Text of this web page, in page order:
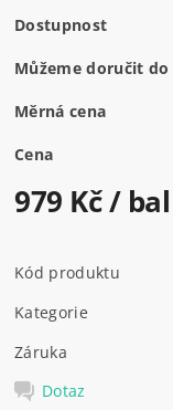
Dostupnost
Můžeme doručit do
Měrná cena
Cena
979 Kč/ bal
Kód produktu
Kategorie
Záruka
Dotaz